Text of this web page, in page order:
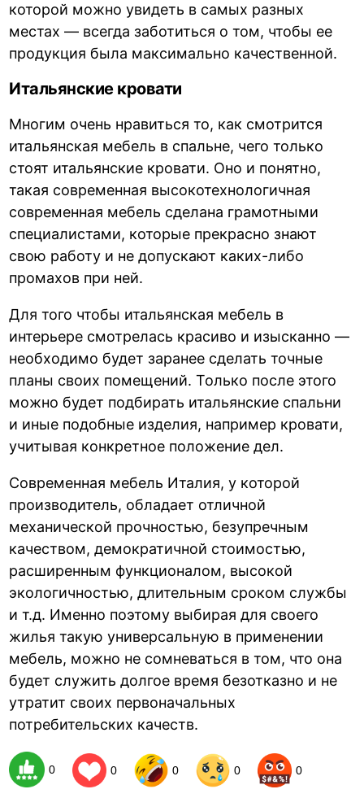
которой можно увидеть в самых разных
местах — всегда заботиться о том, чтобы ее
продукция была максимально качественной.
Итальянские кровати
Многим очень нравиться то, как смотрится
итальянская мебель в спальне, чего только
стоят итальянские кровати. Оно и понятно,
такая современная высокотехнологичная
современная мебель сделана грамотными
специалистами, которые прекрасно знают
свою работу и не допускают каких-либо
промахов при ней.
Для того чтобы итальянская мебель в
интерьере смотрелась красиво и изысканно —
необходимо будет заранее сделать точные
планы своих помещений. Только после этого
можно будет подбирать итальянские спальни
и иные подобные изделия, например кровати,
учитывая конкретное положение дел.
Современная мебель Италия, у которой
производитель, обладает отличной
механической прочностью, безупречным
качеством, демократичной стоимостью,
расширенным функционалом, высокой
экологичностью, длительным сроком службы
и т.д. Именно поэтому выбирая для своего
жилья такую универсальную в применении
мебель, можно не сомневаться в том, что она
будет служить долгое время безотказно и не
утратит своих первоначальных
потребительских качеств.
0 0 0 0 0